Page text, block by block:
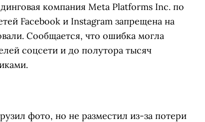
компания Meta Platforms Inc. по
Facebook и Instagram запрещена на
Сообщается, что ошибка могла
соцсети и до полутора тысяч
фото, но не разместил из-за потери